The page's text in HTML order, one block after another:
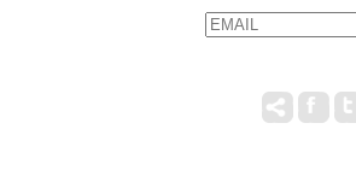
Email